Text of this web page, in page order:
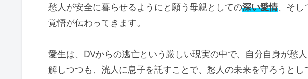
愁人が安全に暮らせるようにと願う母親としての深い愛情、そし
覚悟が伝わってきます。
愛生は、DVからの逃亡という厳しい現実の中で、自分自身が愁
解しつつも、洸人に息子を託すことで、愁人の未来を守ろうとし